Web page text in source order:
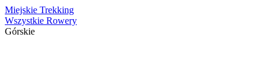
Miejskie Trekking
Wszystkie Rowery
Górskie